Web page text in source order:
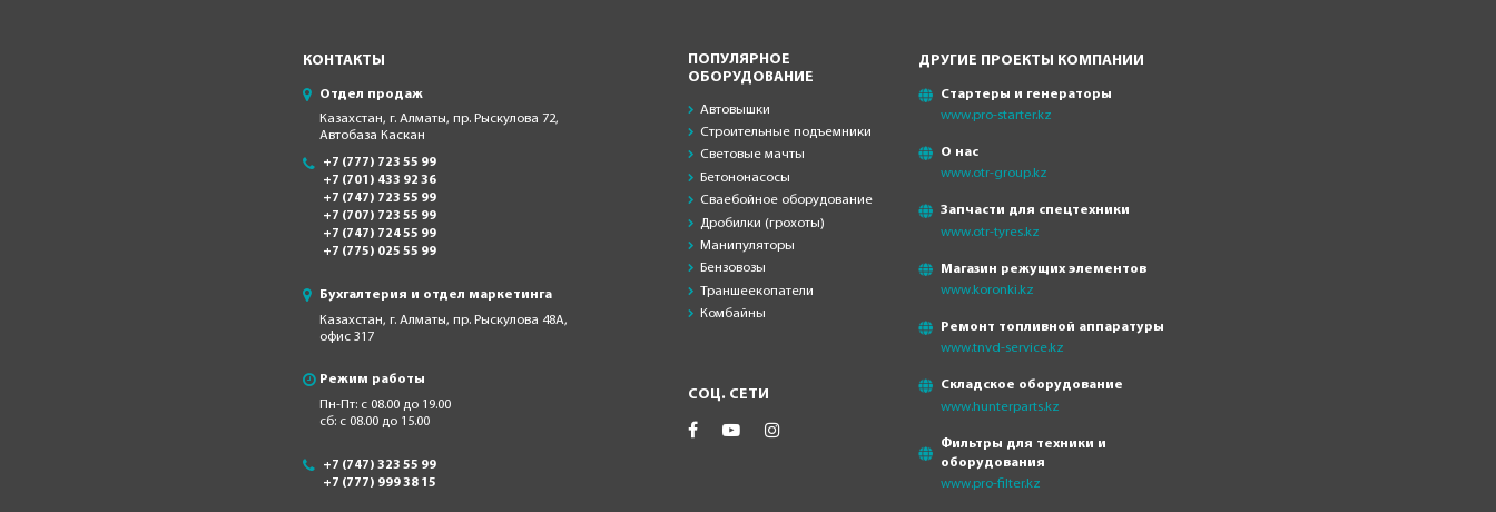
КОНТАКТЫ
Отдел продаж
Казахстан, г. Алматы, пр. Рыскулова 72,
Автобаза Каскан
+7 (777) 723 55 99
+7 (701) 433 92 36
+7 (747) 723 55 99
+7 (707) 723 55 99
+7 (747) 724 55 99
+7 (775) 025 55 99
Бухгалтерия и отдел маркетинга
Казахстан, г. Алматы, пр. Рыскулова 48А,
офис 317
Режим работы
Пн-Пт: с 08.00 до 19.00
сб: с 08.00 до 15.00
+7 (747) 323 55 99
+7 (777) 999 38 15
ПОПУЛЯРНОЕ
ОБОРУДОВАНИЕ
Автовышки
Строительные подъемники
Световые мачты
Бетононасосы
Сваебойное оборудование
Дробилки (грохоты)
Манипуляторы
Бензовозы
Траншеекопатели
Комбайны
СОЦ. СЕТИ
ДРУГИЕ ПРОЕКТЫ КОМПАНИИ
Стартеры и генераторы
www.pro-starter.kz
О нас
www.otr-group.kz
Запчасти для спецтехники
www.otr-tyres.kz
Магазин режущих элементов
www.koronki.kz
Ремонт топливной аппаратуры
www.tnvd-service.kz
Складское оборудование
www.hunterparts.kz
Фильтры для техники и
оборудования
www.pro-filter.kz